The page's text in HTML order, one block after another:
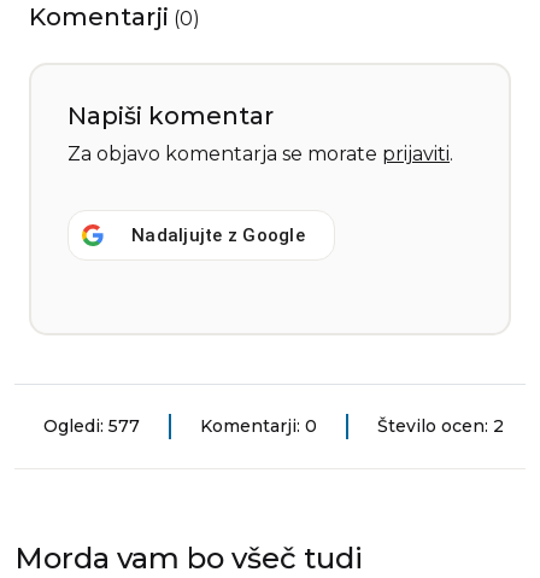
Komentarji (0)
Napiši komentar
Za objavo komentarja se morate prijaviti.
Nadaljujte z Google
Ogledi: 577 Komentarji: 0 Število ocen: 2
Morda vam bo všeč tudi